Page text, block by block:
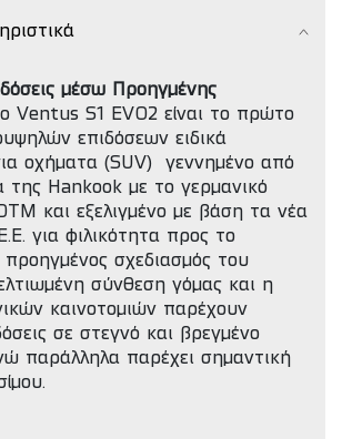
μέσω Προηγμένης
Ventus S1 EVO2 είναι το πρώτο
επιδόσεων ειδικά
οχήματα (SUV) γεννημένο από
της Hankook με το γερμανικό
και εξελιγμένο με βάση τα νέα
για φιλικότητα προς το
προηγμένος σχεδιασμός του
σύνθεση γόμας και η
καινοτομιών παρέχουν
σε στεγνό και βρεγμένο
παράλληλα παρέχει σημαντική